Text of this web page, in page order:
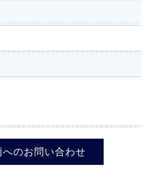
へのお問い合わせ